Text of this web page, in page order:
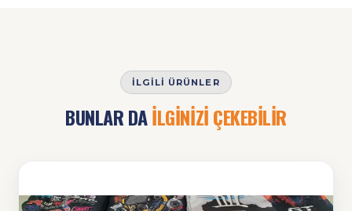
İLGILI ÜRÜNLER
BUNLAR DAİLGİNİZİ ÇEKEBİLİR